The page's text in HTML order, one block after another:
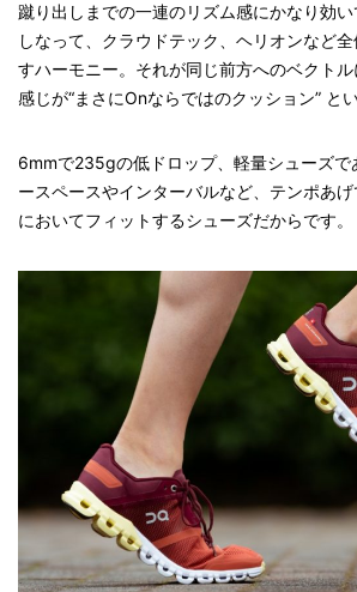
蹴り出しまでの一連のリズム感にかなり効
しなって、クラウドテック、ヘリオンなど
すハーモニー。それが同じ前方へのベクト
感じが“まさにOnならではのクッション” と
6mmで235gの低ドロップ、軽量シューズで
ースペースやインターバルなど、テンポあ
においてフィットするシューズだからです。